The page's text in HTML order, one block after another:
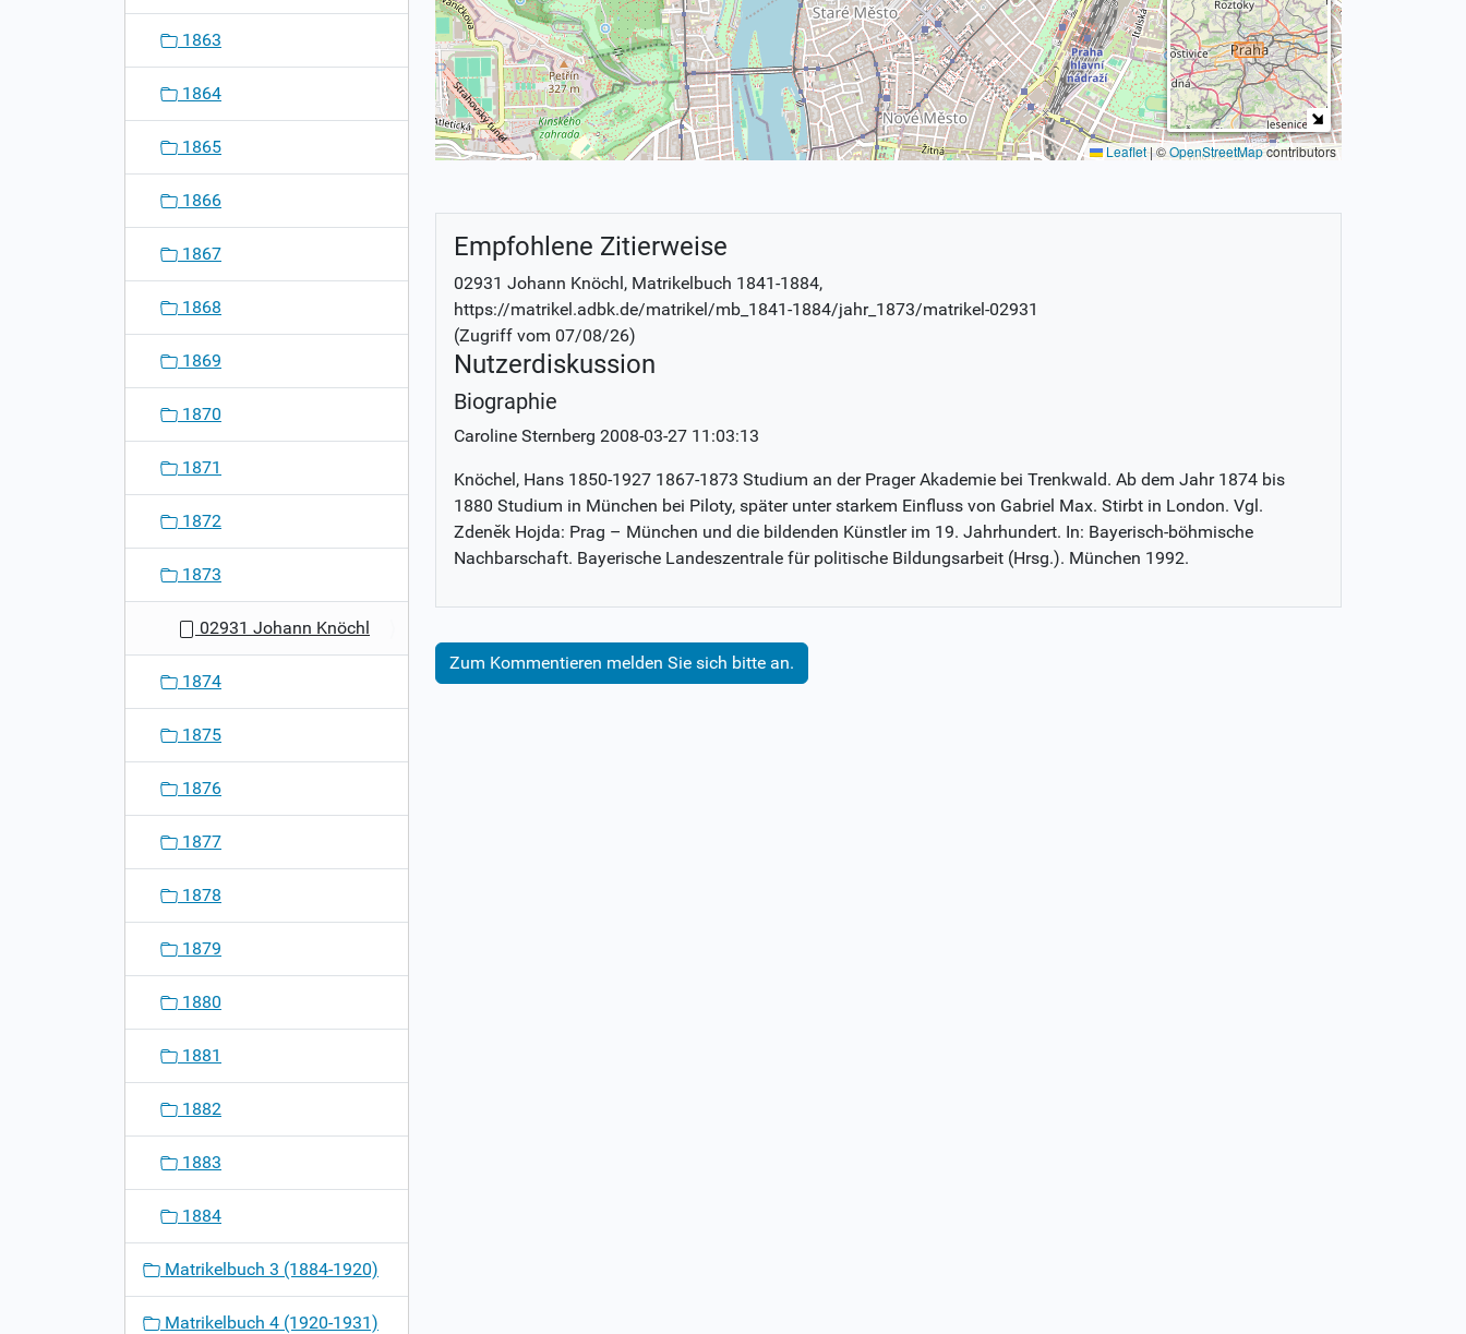
Leaflet |©OpenStreetMapcontributors
Empfohlene Zitierweise
02931 Johann Knöchl, Matrikelbuch 1841-1884,
https://matrikel.adbk.de/matrikel/mb_1841-1884/jahr_1873/matrikel-02931
(Zugriff vom 07/08/26)
Nutzerdiskussion
Biographie
Caroline Sternberg 2008-03-27 11:03:13
Knöchel, Hans 1850-1927 1867-1873 Studium an der Prager Akademie bei Trenkwald. Ab dem Jahr 1874 bis
1880 Studium in München bei Piloty, später unter starkem Einfluss von Gabriel Max. Stirbt in London. Vgl.
Zdenĕk Hojda: Prag – München und die bildenden Künstler im 19. Jahrhundert. In: Bayerisch-böhmische
Nachbarschaft. Bayerische Landeszentrale für politische Bildungsarbeit (Hrsg.). München 1992.
Zum Kommentieren melden Sie sich bitte an.
1863
1864
1865
1866
1867
1868
1869
1870
1871
1872
1873
02931 Johann Knöchl
1874
1875
1876
1877
1878
1879
1880
1881
1882
1883
1884
Matrikelbuch 3 (1884-1920)
Matrikelbuch 4 (1920-1931)